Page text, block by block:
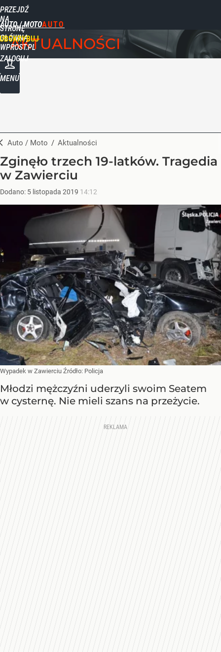
PRZEJDŹ
NA
STRONĘ
GŁÓWNĄ
WPROST.PL
AUTO / MOTO
ZALOGUJ
MENU
AKTUALNOŚCI
Auto / Moto / Aktualności
Zginęło trzech 19-latków. Tragedia
w Zawierciu
Dodano: 5 listopada 2019 14:12
Wypadek w Zawierciu Źródło: Policja
Młodzi mężczyźni uderzyli swoim Seatem
w cysternę. Nie mieli szans na przeżycie.